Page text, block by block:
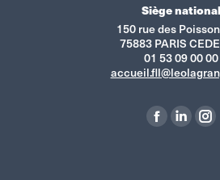
Siège national
150 rue des
75883 PARIS
01 53 09 00 00
La
La
La